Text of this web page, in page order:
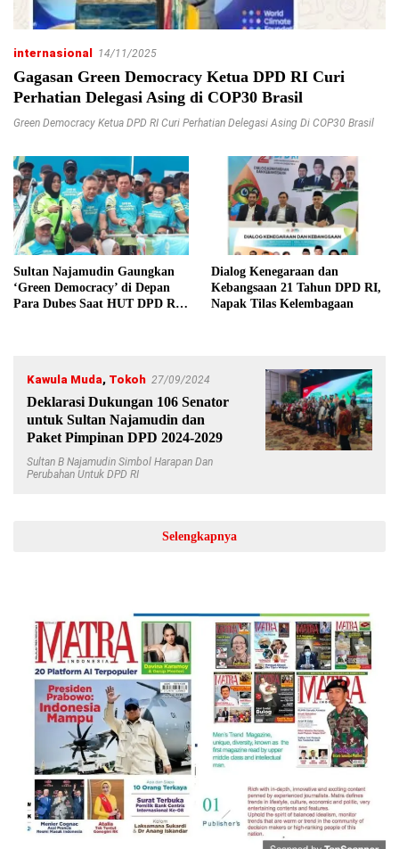
internasional 14/11/2025
Gagasan Green Democracy Ketua DPD RI Curi
Perhatian Delegasi Asing di COP30 Brasil
Green Democracy Ketua DPD RI Curi Perhatian Delegasi Asing Di COP30 Brasil
Sultan Najamudin Gaungkan
‘Green Democracy’ di Depan
Para Dubes Saat HUT DPD RI
Dialog Kenegaraan dan
Kebangsaan 21 Tahun DPD RI,
Napak Tilas Kelembagaan
Kawula Muda, Tokoh 27/09/2024
Deklarasi Dukungan 106 Senator
untuk Sultan Najamudin dan
Paket Pimpinan DPD 2024-2029
Sultan B Najamudin Simbol Harapan Dan
Perubahan Untuk DPD RI
Selengkapnya